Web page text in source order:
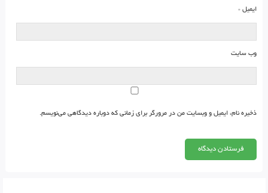
ایمیل *
وب‌ سایت
ذخیره نام، ایمیل و وبسایت من در مرورگر برای زمانی که دوباره دیدگاهی می‌نویسم.